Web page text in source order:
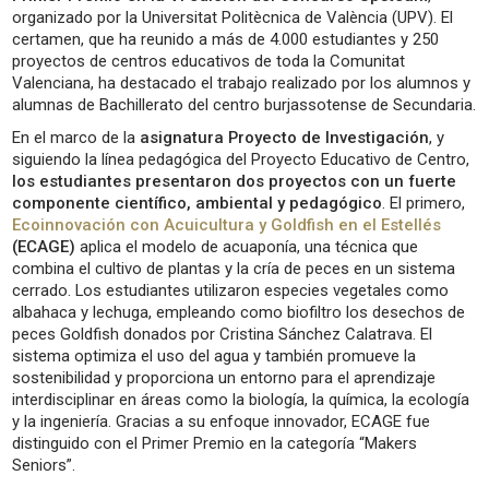
organizado por la Universitat Politècnica de València (UPV). El
certamen, que ha reunido a más de 4.000 estudiantes y 250
proyectos de centros educativos de toda la Comunitat
Valenciana, ha destacado el trabajo realizado por los alumnos y
alumnas de Bachillerato del centro burjassotense de Secundaria.
En el marco de la asignatura Proyecto de Investigación, y
siguiendo la línea pedagógica del Proyecto Educativo de Centro,
los estudiantes presentaron dos proyectos con un fuerte
componente científico, ambiental y pedagógico. El primero,
Ecoinnovación con Acuicultura y Goldfish en el Estellés
(ECAGE)aplica el modelo de acuaponía, una técnica que
combina el cultivo de plantas y la cría de peces en un sistema
cerrado. Los estudiantes utilizaron especies vegetales como
albahaca y lechuga, empleando como biofiltro los desechos de
peces Goldfish donados por Cristina Sánchez Calatrava. El
sistema optimiza el uso del agua y también promueve la
sostenibilidad y proporciona un entorno para el aprendizaje
interdisciplinar en áreas como la biología, la química, la ecología
y la ingeniería. Gracias a su enfoque innovador, ECAGE fue
distinguido con el Primer Premio en la categoría “Makers
Seniors”.